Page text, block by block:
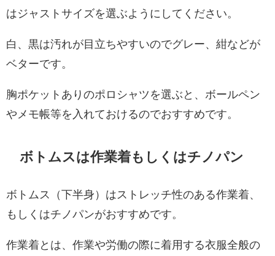
はジャストサイズを選ぶようにしてください。
白、黒は汚れが目立ちやすいのでグレー、紺などが
ベターです。
胸ポケットありのポロシャツを選ぶと、ボールペン
やメモ帳等を入れておけるのでおすすめです。
ボトムスは作業着もしくはチノパン
ボトムス（下半身）はストレッチ性のある作業着、
もしくはチノパンがおすすめです。
作業着とは、作業や労働の際に着用する衣服全般の